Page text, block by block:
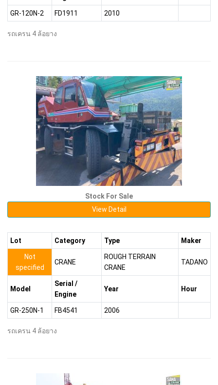
GR-120N-2 FD1911 2010
รถเครน 4 ล้อยาง
Stock For Sale
View Detail
Lot Category Type Maker
Not
specified
CRANE
ROUGH TERRAIN
CRANE
TADANO
Model
Serial /
Engine
Year Hour
GR-250N-1 FB4541 2006
รถเครน 4 ล้อยาง